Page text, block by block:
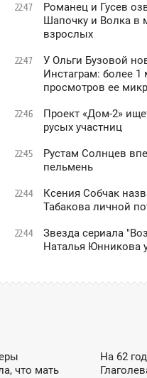
22:47
Романец и Гусев
Шапочку и Волка в
взрослых
22:47
У Ольги Бузовой
Инстаграм: более 1
просмотров ее
22:46
Проект «Дом-2»
русых участниц
22:45
Рустам Солнцев
пельмень
22:44
Ксения Собчак
Табакова личной
22:44
Звезда сериала
Наталья Юнникова
что мать
На 62